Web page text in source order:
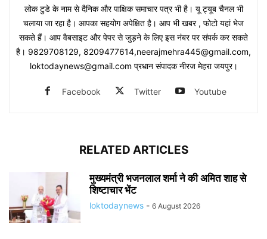
लोक टुडे के नाम से दैनिक और पाक्षिक समाचार पत्र भी है। यू ट्यूब चैनल भी
चलाया जा रहा है। आपका सहयोग अपेक्षित है। आप भी खबर , फोटो यहां भेज
सकते हैं। आप वैबसाइट और पेपर से जुड़ने के लिए इस नंबर पर संपर्क कर सकते
है। 9829708129, 8209477614,neerajmehra445@gmail.com,
loktodaynews@gmail.com प्रधान संपादक नीरज मेहरा जयपुर।
Facebook Twitter Youtube
RELATED ARTICLES
मुख्यमंत्री भजनलाल शर्मा ने की अमित शाह से
शिष्टाचार भेंट
loktodaynews - 6 August 2026